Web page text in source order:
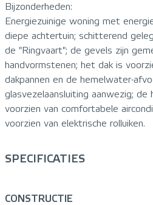
Bijzonderheden:
Energiezuinige woning met
diepe achtertuin; schitterend
de "Ringvaart"; de gevels zijn
handvormstenen; het dak is
dakpannen en de hemelwater-
glasvezelaansluiting aanwezig; de
voorzien van comfortabele
voorzien van elektrische rolluiken.
SPECIFICATIES
CONSTRUCTIE